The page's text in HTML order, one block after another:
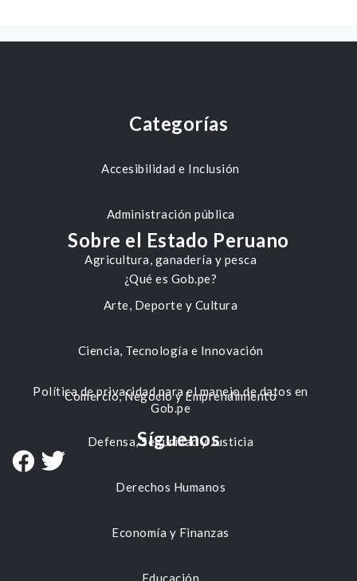
Categorías
Accesibilidad e Inclusión
Administración pública
Agricultura, ganadería y pesca
Arte, Deporte y Cultura
Ciencia, Tecnología e Innovación
Comercio, Negocio y Emprendimiento
Defensa, Seguridad y Justicia
Derechos Humanos
Economía y Finanzas
Educación
Sobre el Estado Peruano
¿Qué es Gob.pe?
Política de privacidad para el manejo de datos en
Gob.pe
Síguenos